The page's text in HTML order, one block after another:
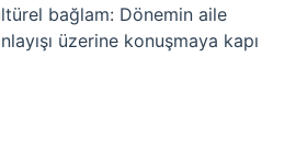
bağlam: Dönemin aile
üzerine konuşmaya kapı